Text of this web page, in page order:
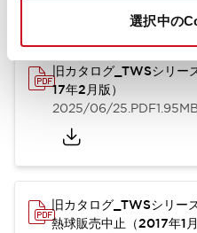
選択中の
旧カタログ_TWSシリ
17年2月版）
2025/06/25.PDF
旧カタログ_TWSシリ
熱球販売中止（2017年1月